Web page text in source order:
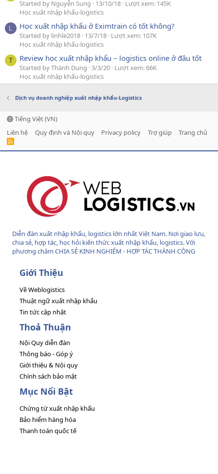
Started by Nguyễn Sung 13/10/18 Lượt xem: 145K
Học xuất nhập khẩu-logistics
L Học xuất nhập khẩu ở Eximtrain có tốt không?
Started by linhle2018 13/7/18 Lượt xem: 107K
Học xuất nhập khẩu-logistics
T Review học xuất nhập khẩu – logistics online ở đâu tốt
Started by Thành Dung 3/3/20 Lượt xem: 66K
Học xuất nhập khẩu-logistics
Dịch vụ doanh nghiệp xuất nhập khẩu-Logistics
Tiếng Việt (VN)
Liên hệ
Quy định và Nội quy Privacy policy Trợ giúp Trang chủ
R
Diễn đàn xuất nhập khẩu, logistics lớn nhất Việt Nam. Nơi giao lưu,
chia sẻ, hợp tác, học hỏi kiến thức xuất nhập khẩu, logistics. Với
phương châm CHIA SẺ KINH NGHIỆM - HỢP TÁC THÀNH CÔNG
Giới Thiệu
Về Weblogistics
Thuật ngữ xuất nhập khẩu
Tin tức cập nhật
Thoả Thuận
Nội Quy diễn đàn
Thông báo - Góp ý
Giới thiệu & Nội quy
Chính sách bảo mật
Mục Nổi Bật
Chứng từ xuất nhập khẩu
Bảo hiểm hàng hóa
Thanh toán quốc tế